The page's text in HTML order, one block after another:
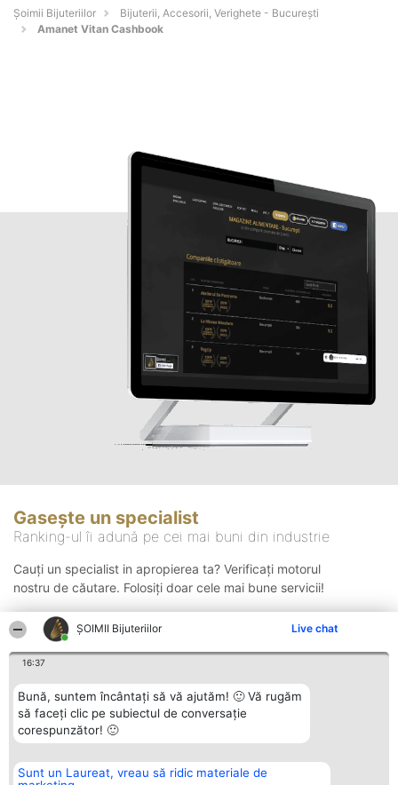
ŞOIMII Bijuteriilor Live chat
16:37
Bună, suntem încântați să vă ajutăm! 🙂 Vă rugăm
să faceți clic pe subiectul de conversație
corespunzător! 🙂
Sunt un Laureat, vreau să ridic materiale de
Şoimii Bijuteriilor
Bijuterii, Accesorii, Verighete - Bucureşti
Amanet Vitan Cashbook
Gasește un specialist
Ranking-ul îi adună pe cei mai buni din industrie
Cauți un specialist in apropierea ta? Verificați motorul
nostru de căutare. Folosiți doar cele mai bune servicii!
Organizator Ranking Plebiscyt Contact